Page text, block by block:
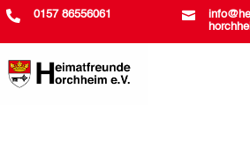
 0157 86556061 